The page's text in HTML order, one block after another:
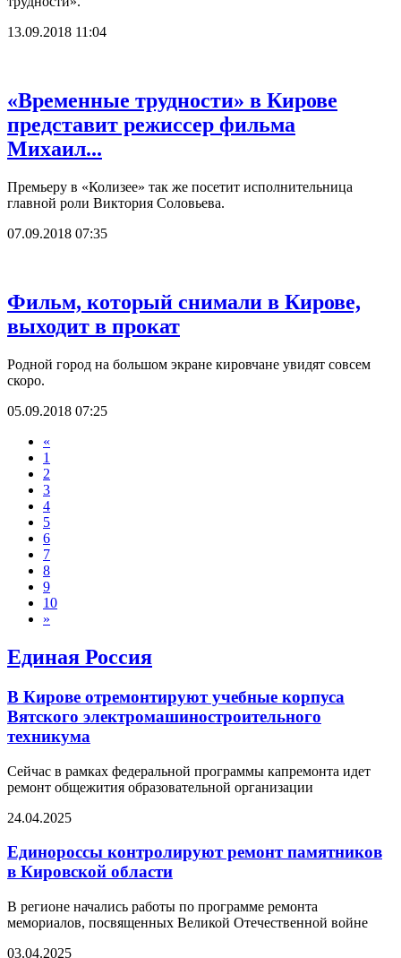
13.09.2018 11:04
«Временные трудности» в Кирове
представит режиссер фильма
Михаил...
Премьеру в «Колизее» так же посетит исполнительница
главной роли Виктория Соловьева.
07.09.2018 07:35
Фильм, который снимали в Кирове,
выходит в прокат
Родной город на большом экране кировчане увидят совсем
скоро.
05.09.2018 07:25
«
1
2
3
4
5
6
7
8
9
10
»
Единая Россия
В Кирове отремонтируют учебные корпуса
Вятского электромашиностроительного
техникума
Сейчас в рамках федеральной программы капремонта идет
ремонт общежития образовательной организации
24.04.2025
Единороссы контролируют ремонт памятников
в Кировской области
В регионе начались работы по программе ремонта
мемориалов, посвященных Великой Отечественной войне
03.04.2025